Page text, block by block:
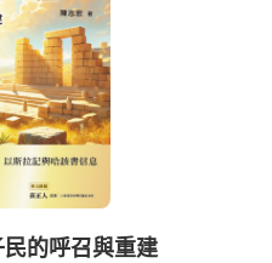
的呼召與重建